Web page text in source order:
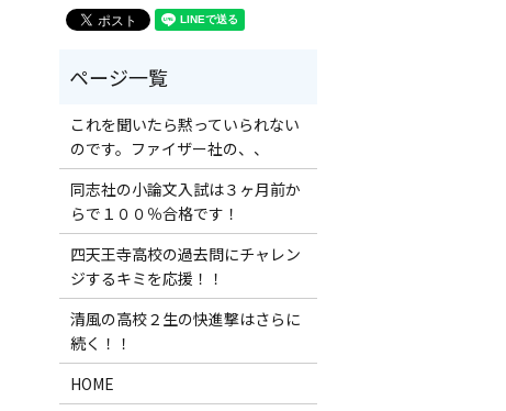
これを聞いたら黙っていられない
のです。ファイザー社の、、
同志社の小論文入試は３ヶ月前か
らで１００％合格です！
四天王寺高校の過去問にチャレン
ジするキミを応援！！
清風の高校２生の快進撃はさらに
続く！！
HOME